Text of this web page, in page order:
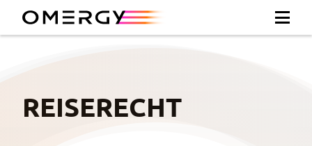
REISERECHT